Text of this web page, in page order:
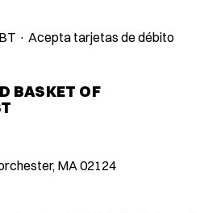
· Acepta tarjetas de débito
BASKET OF
MA 02124